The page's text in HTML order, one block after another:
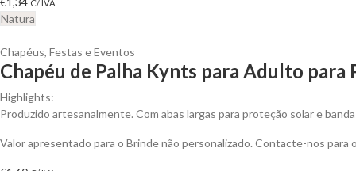
C/ IVA
Natura
Chapéus, Festas e Eventos
Chapéu de Palha Kynts para Adulto para
Highlights:
Produzido artesanalmente. Com abas largas para proteção solar e
Valor apresentado para o Brinde não personalizado. Contacte-nos